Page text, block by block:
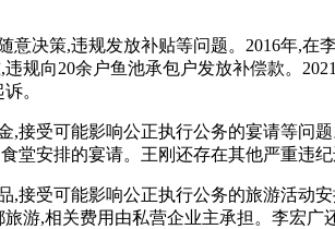
决策,违规发放补贴等问题。2016年,
规向20余户鱼池承包户发放补偿款。
。
接受可能影响公正执行公务的宴请等问
安排的宴请。王刚还存在其他严重违
受可能影响公正执行公务的旅游活动
游,相关费用由私营企业主承担。李宏